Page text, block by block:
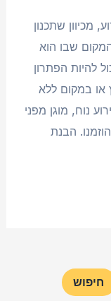
מכיוון שתכנון
שבו הוא
להיות הפתרון
או במקום ללא
נוח, מוגן מפני
הבנת
חיפוש